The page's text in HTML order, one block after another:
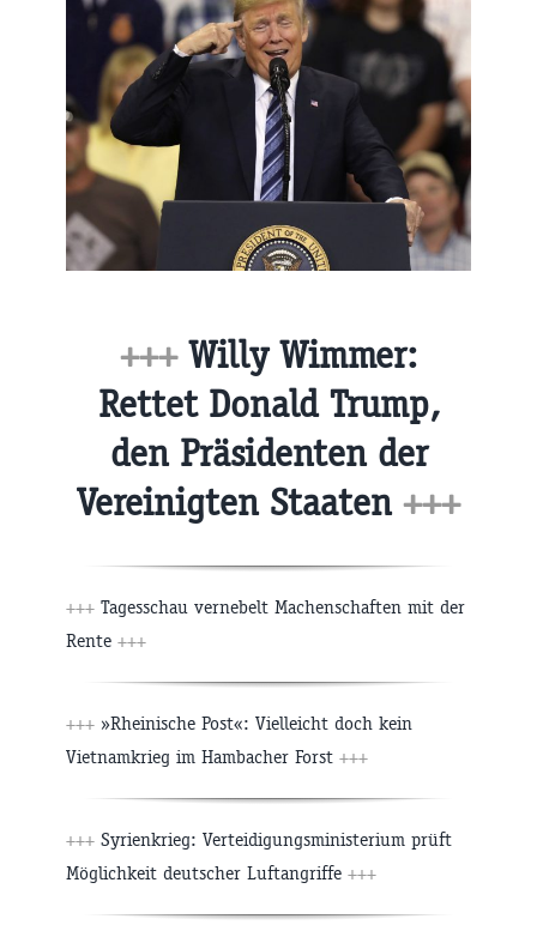
+++ Willy Wimmer:
Rettet Donald Trump,
den Präsidenten der
Vereinigten Staaten +++
+++ Tagesschau vernebelt Machenschaften mit der
Rente +++
+++ »Rheinische Post«: Vielleicht doch kein
Vietnamkrieg im Hambacher Forst +++
+++ Syrienkrieg: Verteidigungsministerium prüft
Möglichkeit deutscher Luftangriffe +++